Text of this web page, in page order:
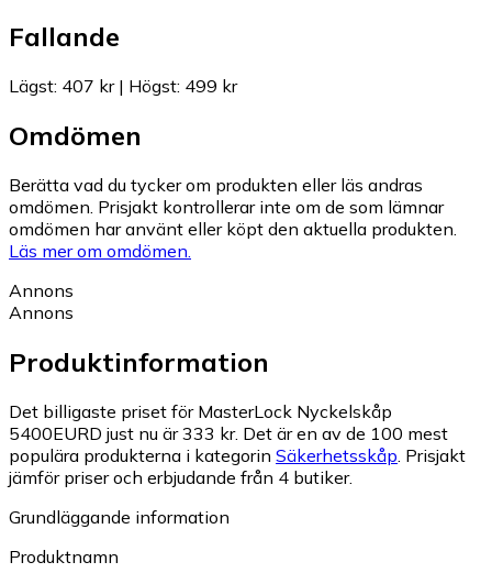
Fallande
Lägst: 407 kr| Högst: 499 kr
Omdömen
Berätta vad du tycker om produkten eller läs andras
omdömen. Prisjakt kontrollerar inte om de som lämnar
omdömen har använt eller köpt den aktuella produkten.
Läs mer om omdömen.
Annons
Annons
Produktinformation
Det billigaste priset för MasterLock Nyckelskåp
5400EURD just nu är 333 kr. Det är en av de 100 mest
populära produkterna i kategorin Säkerhetsskåp. Prisjakt
jämför priser och erbjudande från 4 butiker.
Grundläggande information
Produktnamn